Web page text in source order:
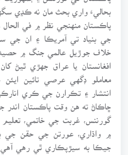
بحاليءَ واري بحث مان نه ڪڍي
پاڪستان منهنجي نظر ۾ في
جي بنياد تي آمريڪا ۽ ان جي
خلاف جوڙيل عالمي جنگ ۾
افغانستان يا عراق جهڙي ٿيڻ
معاملو ڊگهي عرصي تائين ايئن
انتشار ۽ تڪرارن جي ڪري
ڇاڪاڻ ته هن وقت پاڪستان اندر
گورننس، غربت جي خاتمي،
۾ واڌاري، عورتن جي حقن جي
جيڪا به سيڙپڪاري ٿي رهي آهي،